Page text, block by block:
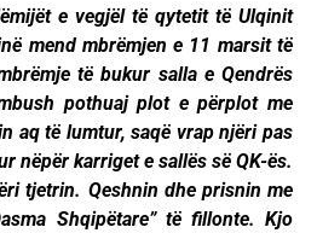
e vegjël të qytetit të Ulqinit
mend mbrëmjen e 11 marsit të
të bukur salla e Qendrës
pothuaj plot e përplot me
aq të lumtur, saqë vrap njëri pas
nëpër karriget e sallës së QK-ës.
tjetrin. Qeshnin dhe prisnin me
Shqipëtare” të fillonte. Kjo